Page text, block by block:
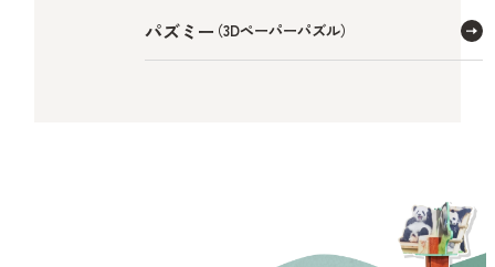
パズミー（3Dペーパーパズル）